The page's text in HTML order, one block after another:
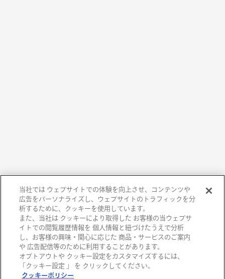
阪急百貨店
当社では ウェブサイトでの体験を向上させ、コンテンツや
広告をパーソナライズし、ウェブサイトのトラフィックを分
析するために、クッキーを使用しています。
また、当社は クッキーにより取得した お客様の当ウェブサ
イトでの閲覧履歴情報を 個人情報と紐づけたうえで分析
し、お客様の興味・関心に応じた 商品・サービスのご案内
や 広告配信等のために利用することがあります。
オプトアウトや クッキー設定をカスタマイズするには、
「クッキー設定 」 を クリックしてください。
クッキーポリシー